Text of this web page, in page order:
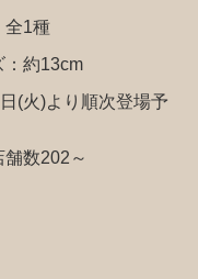
全1種
：約13cm
(火)より順次登場予
舗数202～